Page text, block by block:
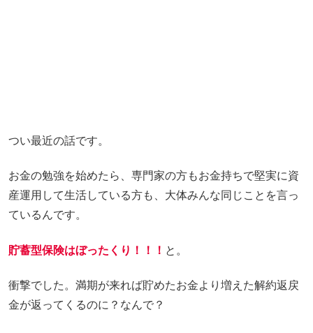
つい最近の話です。
お金の勉強を始めたら、専門家の方もお金持ちで堅実に資
産運用して生活している方も、大体みんな同じことを言っ
ているんです。
貯蓄型保険はぼったくり！！！ と。
衝撃でした。満期が来れば貯めたお金より増えた解約返戻
金が返ってくるのに？なんで？